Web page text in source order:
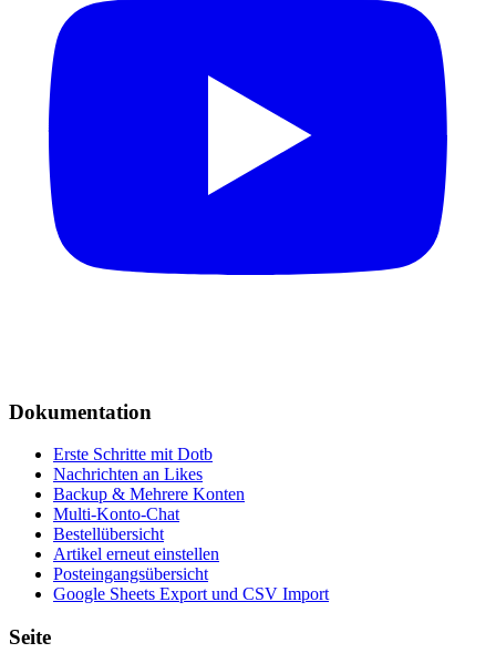
Dokumentation
Erste Schritte mit Dotb
Nachrichten an Likes
Backup & Mehrere Konten
Multi-Konto-Chat
Bestellübersicht
Artikel erneut einstellen
Posteingangsübersicht
Google Sheets Export und CSV Import
Seite